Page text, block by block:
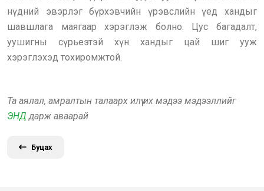
нүдний эвэрлэг бүрхэвчийн үрэвслийн үед хандыг
шавшлага маягаар хэрэглэж болно. Цус багадалт,
уушигны сүрьеэтэй хүн хандыг цай шиг ууж
хэрэглэхэд тохиромжтой.
Та аялал, амралтын талаарх илүү их мэдээ мэдээллийг
ЭНД дарж аваарай
Буцах